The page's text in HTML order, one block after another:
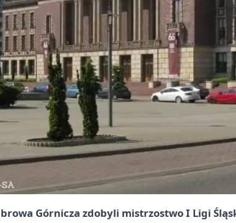
Górnicza zdobyli mistrzostwo I Ligi